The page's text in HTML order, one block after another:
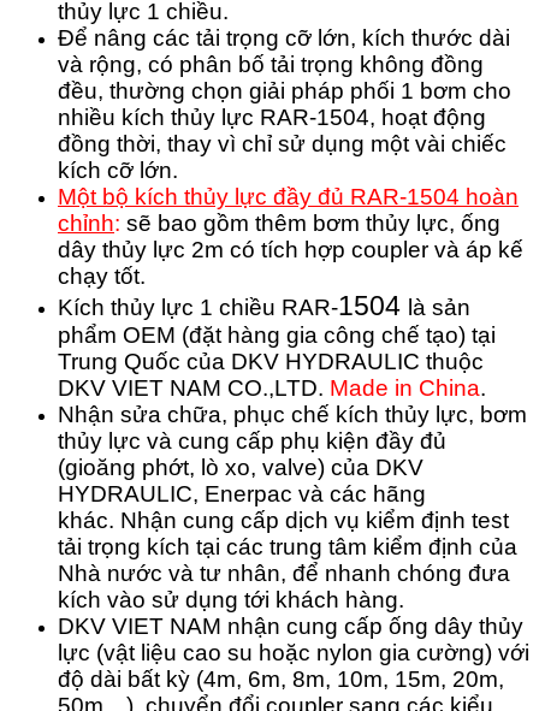
thủy lực 1 chiều.
Để nâng các tải trọng cỡ lớn, kích thước dài
và rộng, có phân bố tải trọng không đồng
đều, thường chọn giải pháp phối 1 bơm cho
nhiều kích thủy lực RAR-1504, hoạt động
đồng thời, thay vì chỉ sử dụng một vài chiếc
kích cỡ lớn.
Một bộ kích thủy lực đầy đủ RAR-1504 hoàn
chỉnh: sẽ bao gồm thêm bơm thủy lực, ống
dây thủy lực 2m có tích hợp coupler và áp kế
chạy tốt.
Kích thủy lực 1 chiều RAR-1504 là sản
phẩm OEM (đặt hàng gia công chế tạo) tại
Trung Quốc của DKV HYDRAULIC thuộc
DKV VIET NAM CO.,LTD. Made in China.
Nhận sửa chữa, phục chế kích thủy lực, bơm
thủy lực và cung cấp phụ kiện đầy đủ
(gioăng phớt, lò xo, valve) của DKV
HYDRAULIC, Enerpac và các hãng
khác. Nhận cung cấp dịch vụ kiểm định test
tải trọng kích tại các trung tâm kiểm định của
Nhà nước và tư nhân, để nhanh chóng đưa
kích vào sử dụng tới khách hàng.
DKV VIET NAM nhận cung cấp ống dây thủy
lực (vật liệu cao su hoặc nylon gia cường) với
độ dài bất kỳ (4m, 6m, 8m, 10m, 15m, 20m,